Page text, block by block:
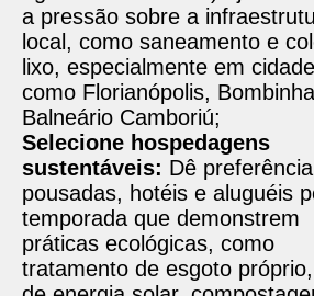
a pressão sobre a
local, como saneamento e
lixo, especialmente em
como Florianópolis,
Balneário Camboriú;
Selecione hospedagens
sustentáveis: Dê
pousadas, hotéis e aluguéis
temporada que demonstrem
práticas ecológicas, como
tratamento de esgoto